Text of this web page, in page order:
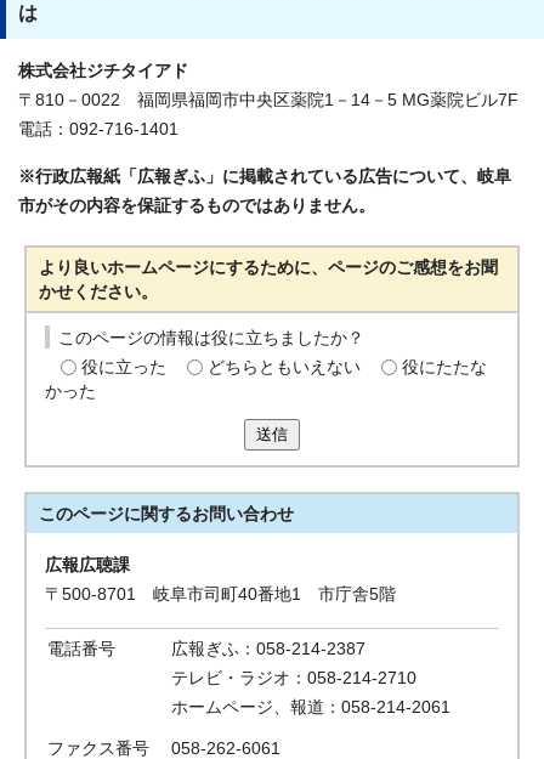
は
株式会社ジチタイアド
〒810－0022 福岡県福岡市中央区薬院1－14－5 MG薬院ビル7F
電話：092-716-1401
※行政広報紙「広報ぎふ」に掲載されている広告について、岐阜
市がその内容を保証するものではありません。
より良いホームページにするために、ページのご感想をお聞
かせください。
このページの情報は役に立ちましたか？
役に立った
どちらともいえない
役にたたな
かった
送信
このページに関するお問い合わせ
広報広聴課
〒500-8701 岐阜市司町40番地1 市庁舎5階
電話番号
広報ぎふ：058-214-2387
テレビ・ラジオ：058-214-2710
ホームページ、報道：058-214-2061
ファクス番号 058-262-6061